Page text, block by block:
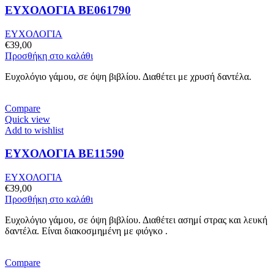
ΕΥΧΟΛΟΓΙΑ BE061790
ΕΥΧΟΛΟΓΙΑ
€39,00
Προσθήκη στο καλάθι
Ευχολόγιο γάμου, σε όψη βιβλίου. Διαθέτει με χρυσή δαντέλα.
Compare
Quick view
Add to wishlist
ΕΥΧΟΛΟΓΙΑ BE11590
ΕΥΧΟΛΟΓΙΑ
€39,00
Προσθήκη στο καλάθι
Ευχολόγιο γάμου, σε όψη βιβλίου. Διαθέτει ασημί στρας και λευκή
δαντέλα. Είναι διακοσμημένη με φιόγκο .
Compare